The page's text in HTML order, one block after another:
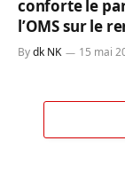
conforte le
l’OMS sur le
Bydk NK 15 mai